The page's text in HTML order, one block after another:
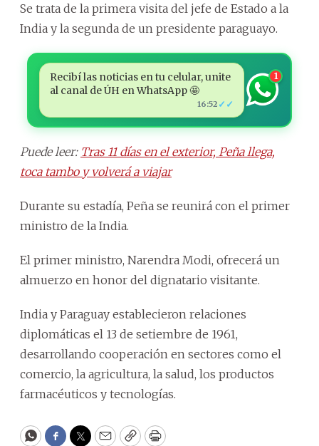
Se trata de la primera visita del jefe de Estado a la
India y la segunda de un presidente paraguayo.
Recibí las noticias en tu celular, unite
al canal de ÚH en WhatsApp 🤩
16:52 ✓✓
1
Puede leer: Tras 11 días en el exterior, Peña llega,
toca tambo y volverá a viajar
Durante su estadía, Peña se reunirá con el primer
ministro de la India.
El primer ministro, Narendra Modi, ofrecerá un
almuerzo en honor del dignatario visitante.
India y Paraguay establecieron relaciones
diplomáticas el 13 de setiembre de 1961,
desarrollando cooperación en sectores como el
comercio, la agricultura, la salud, los productos
farmacéuticos y tecnologías.
WhatsApp
Facebook
Twitter
EmailCopyPrint